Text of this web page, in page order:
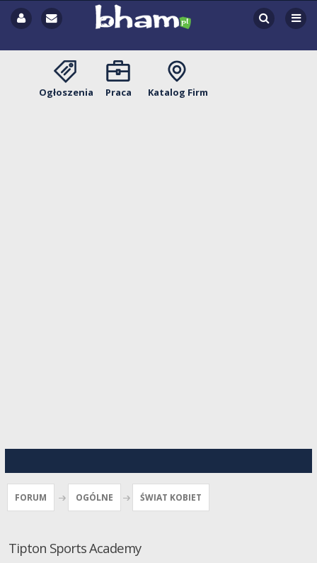
Ogłoszenia Praca Katalog Firm
FORUM OGÓLNE ŚWIAT KOBIET
Tipton Sports Academy